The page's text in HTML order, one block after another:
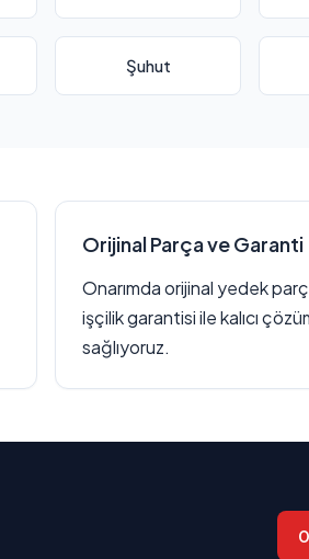
Şuhut
Orijinal Parça ve Garanti
Onarımda orijinal yedek
işçilik garantisi ile kalıcı
sağlıyoruz.